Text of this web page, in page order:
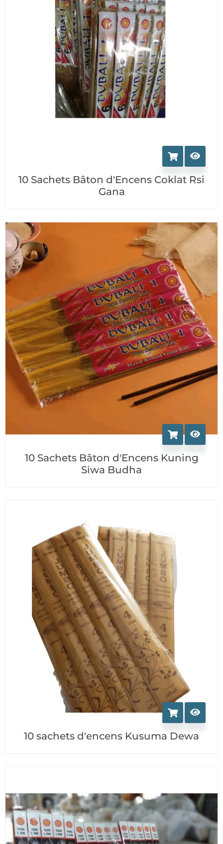
10 Sachets Bâton d'Encens Coklat Rsi
Gana
10 Sachets Bâton d'Encens Kuning
Siwa Budha
10 sachets d'encens Kusuma Dewa